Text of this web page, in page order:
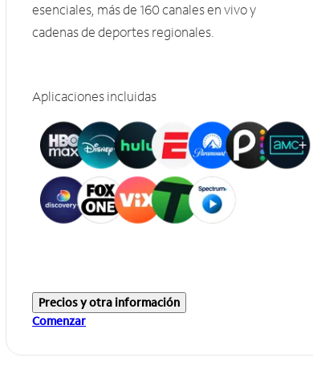
esenciales, más de 160 canales en vivo y
cadenas de deportes regionales.
Aplicaciones incluidas
Precios y otra información
Comenzar